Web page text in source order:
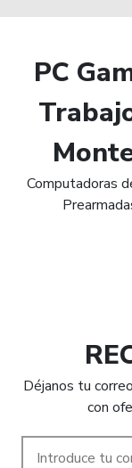
PC
Computadoras
Déjanos tu
con